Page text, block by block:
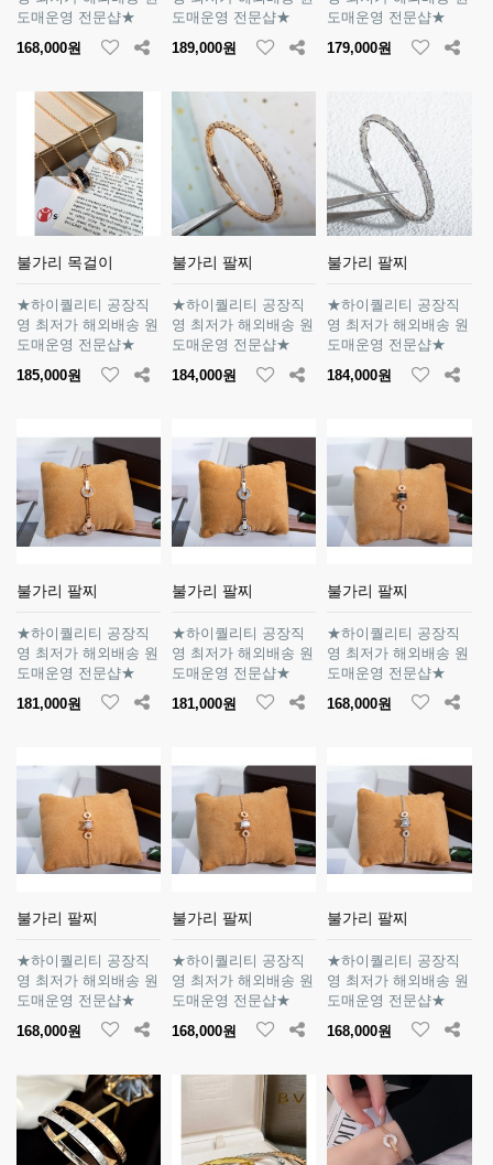
도매운영 전문샵★
168,000원
도매운영 전문샵★
189,000원
도매운영 전문샵★
179,000원
불가리 목걸이
★하이퀄리티 공장직
영 최저가 해외배송 원
도매운영 전문샵★
185,000원
불가리 팔찌
★하이퀄리티 공장직
영 최저가 해외배송 원
도매운영 전문샵★
184,000원
불가리 팔찌
★하이퀄리티 공장직
영 최저가 해외배송 원
도매운영 전문샵★
184,000원
불가리 팔찌
★하이퀄리티 공장직
영 최저가 해외배송 원
도매운영 전문샵★
181,000원
불가리 팔찌
★하이퀄리티 공장직
영 최저가 해외배송 원
도매운영 전문샵★
181,000원
불가리 팔찌
★하이퀄리티 공장직
영 최저가 해외배송 원
도매운영 전문샵★
168,000원
불가리 팔찌
★하이퀄리티 공장직
영 최저가 해외배송 원
도매운영 전문샵★
168,000원
불가리 팔찌
★하이퀄리티 공장직
영 최저가 해외배송 원
도매운영 전문샵★
168,000원
불가리 팔찌
★하이퀄리티 공장직
영 최저가 해외배송 원
도매운영 전문샵★
168,000원